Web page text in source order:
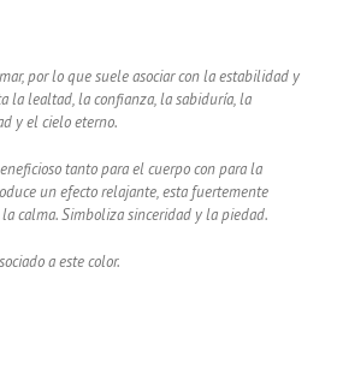
por lo que suele asociar con la estabilidad y
la lealtad, la confianza, la sabiduría, la
y el cielo eterno.
tanto para el cuerpo con para la
un efecto relajante, esta fuertemente
calma.Simboliza sinceridad y la piedad.
a este color.